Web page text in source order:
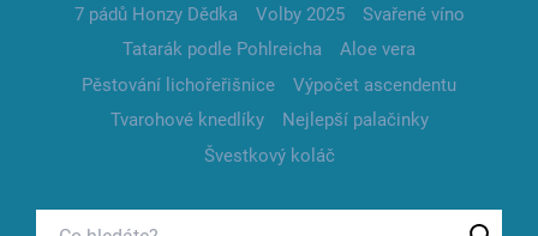
7 pádů Honzy Dědka
Volby 2025
Svařené víno
Tatarák podle Pohlreicha
Aloe vera
Pěstování lichořeřišnice
Výpočet ascendentu
Tvarohové knedlíky
Nejlepší palačinky
Švestkový koláč